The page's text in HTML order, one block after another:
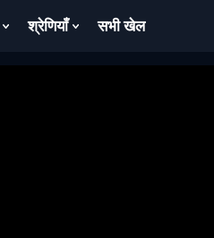
Show
For
श्रेणियाँ
Show
For
सभी खेल